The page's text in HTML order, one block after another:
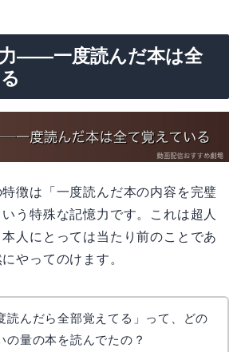
——一度読んだ本は全
徴は「一度読んだ本の内容を完璧
う特殊な記憶力です。これは超人
人にとっては当たり前のことであ
やってのけます。
読んだら全部覚えてる」って、どの
の量の本を読んでたの？